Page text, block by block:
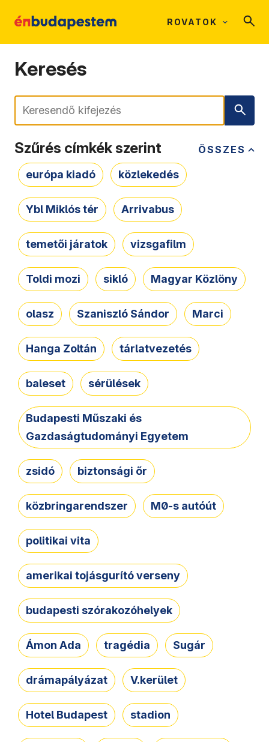
ROVATOK
Keresés
Keresés
ÖSSZES
Szűrés címkék szerint
európa kiadó közlekedés
Ybl Miklós tér Arrivabus
temetői járatok vizsgafilm
Toldi mozi sikló Magyar Közlöny
olasz Szaniszló Sándor Marci
Hanga Zoltán tárlatvezetés
baleset sérülések
Budapesti Műszaki és
Gazdaságtudományi Egyetem
zsidó biztonsági őr
közbringarendszer M0-s autóút
politikai vita
amerikai tojásgurító verseny
budapesti szórakozóhelyek
Ámon Ada tragédia Sugár
drámapályázat V.kerület
Hotel Budapest stadion